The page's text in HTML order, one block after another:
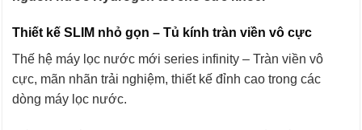
Thiết kế SLIM nhỏ gọn – Tủ kính tràn viền vô cực
Thế hệ máy lọc nước mới series infinity – Tràn viền vô
cực, mãn nhãn trải nghiệm, thiết kế đỉnh cao trong các
dòng máy lọc nước.